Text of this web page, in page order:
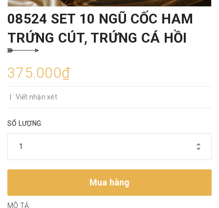
08524 SET 10 NGŨ CỐC HAM
TRỨNG CÚT, TRỨNG CÁ HỒI
375.000₫
Viết nhận xét
SỐ LƯỢNG:
Mua hàng
MÔ TẢ: